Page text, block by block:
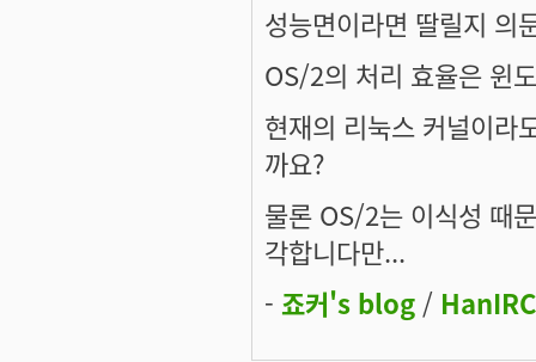
성능면이라면 딸릴지 의
OS/2의 처리 효율은 윈
현재의 리눅스 커널이라
까요?
물론 OS/2는 이식성 때
각합니다만...
- 죠커's blog /